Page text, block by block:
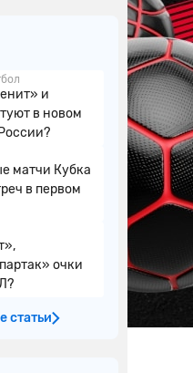
и
в новом
матчи Кубка
в первом
очки
статьи